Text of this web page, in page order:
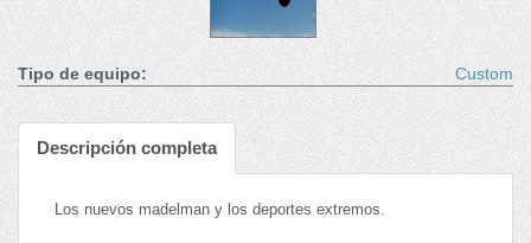
Tipo de equipo: Custom
Descripción completa
Los nuevos madelman y los deportes extremos.